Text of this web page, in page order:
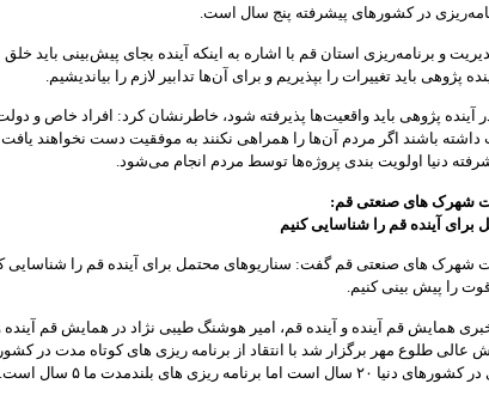
در کشورهای پیشرفته پنج سال است.
و برنامه‌ریزی استان قم با اشاره به اینکه آینده بجای پیش‌بینی باید
پژوهی باید تغییرات را بپذیریم و برای آن‌ها تدابیر لازم را بیاندیشیم.
در آینده پژوهی باید واقعیت‌ها پذیرفته شود، خاطرنشان کرد: افراد خاص و
باشند اگر مردم آن‌ها را همراهی نکنند به موفقیت دست نخواهند یافت
دنیا اولویت بندی پروژه‌ها توسط مردم انجام می‌شود.
شهرک های صنعتی قم:
برای آینده قم را شناسایی کنیم
شهرک های صنعتی قم گفت: سناریوهای محتمل برای آینده قم را شناسایی
را پیش بینی کنیم.
همایش قم آینده و آینده قم، امیر هوشنگ طیبی نژاد در همایش قم آینده
طلوع مهر برگزار شد با انتقاد از برنامه ریزی های کوتاه مدت در
اما برنامه ریزی های بلندمدت ما ۵ سال است.